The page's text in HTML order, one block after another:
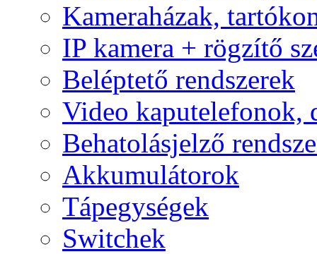
Kameraházak,
IP kamera + rögzítő
Beléptető rendszerek
Video kaputelefonok,
Behatolásjelző
Akkumulátorok
Tápegységek
Switchek